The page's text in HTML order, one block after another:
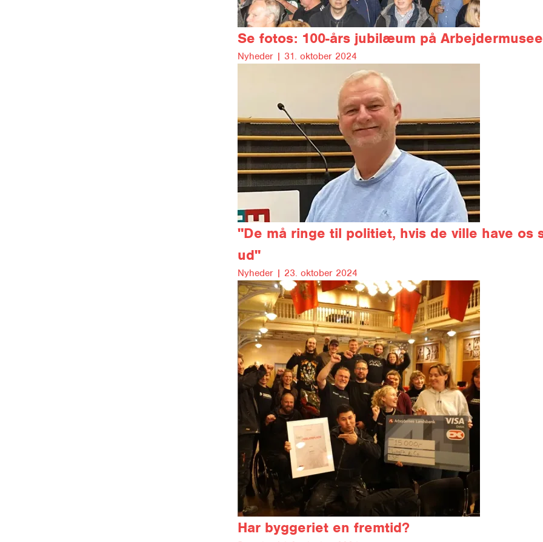
Se fotos: 100-års jubilæum på
Nyheder | 31. oktober 2024
"De må ringe til politiet, hvis de ville have os
ud"
Nyheder | 23. oktober 2024
Har byggeriet en fremtid?